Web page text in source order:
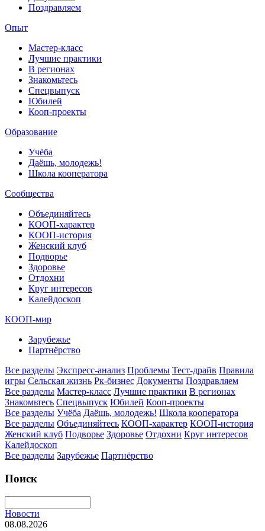
Поздравляем
Опыт
Мастер-класс
Лучшие практики
В регионах
Знакомьтесь
Спецвыпуск
Юбилей
Кооп-проекты
Образование
Учёба
Даёшь, молодежь!
Школа кооператора
Сообщества
Объединяйтесь
КООП-характер
КООП-история
Женский клуб
Подворье
Здоровье
Отдохни
Круг интересов
Калейдоскоп
КООП-мир
Зарубежье
Партнёрство
Все разделы Экспресс-анализ Проблемы Тест-драйв Правила
игры Сельская жизнь Рк-бизнес Документы Поздравляем
Все разделы Мастер-класс Лучшие практики В регионах
Знакомьтесь Спецвыпуск Юбилей Кооп-проекты
Все разделы Учёба Даёшь, молодежь! Школа кооператора
Все разделы Объединяйтесь КООП-характер КООП-история
Женский клуб Подворье Здоровье Отдохни Круг интересов
Калейдоскоп
Все разделы Зарубежье Партнёрство
Поиск
Новости
08.08.2026